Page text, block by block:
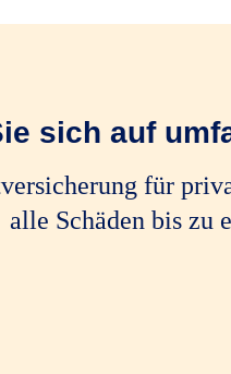
sich auf
für
alle Schäden bis zu